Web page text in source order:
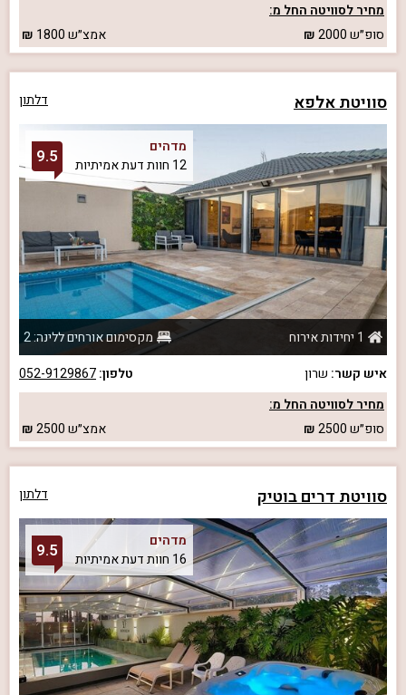
מחיר לסוויטה החל מ:
סופ״ש2000 אמצ״ש1800
סוויטת אלפא דלתון
מדהים
12 חוות דעת אמיתיות
9.5
1 יחידות אירוח
מקסימום אורחים ללינה: 2
איש קשר: שרון טלפון:052-9129867
מחיר לסוויטה החל מ:
סופ״ש2500 אמצ״ש2500
סוויטת דרים בוטיק דלתון
מדהים
16 חוות דעת אמיתיות
9.5